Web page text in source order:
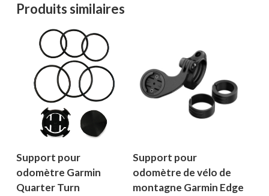
Votre panier est vide.
Produits similaires
Support pour
odomètre Garmin
Quarter Turn
Support pour
odomètre de vélo de
montagne Garmin Edge